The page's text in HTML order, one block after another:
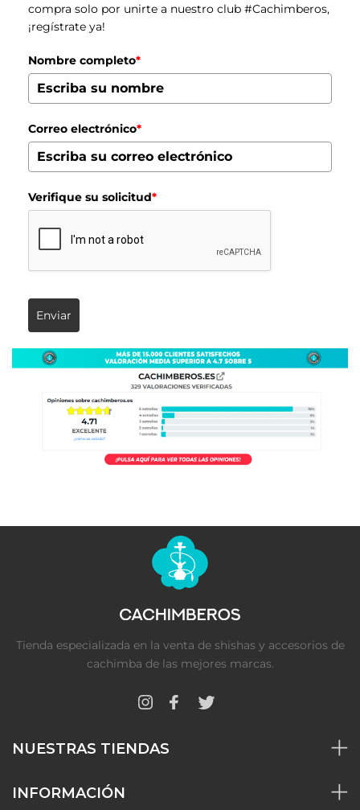
compra solo por unirte a nuestro club #Cachimberos,
¡regístrate ya!
Nombre completo*
Correo electrónico*
Verifique su solicitud*
Enviar
Tienda especializada en la venta de shishas y accesorios de
cachimba de las mejores marcas.
NUESTRAS TIENDAS
INFORMACIÓN